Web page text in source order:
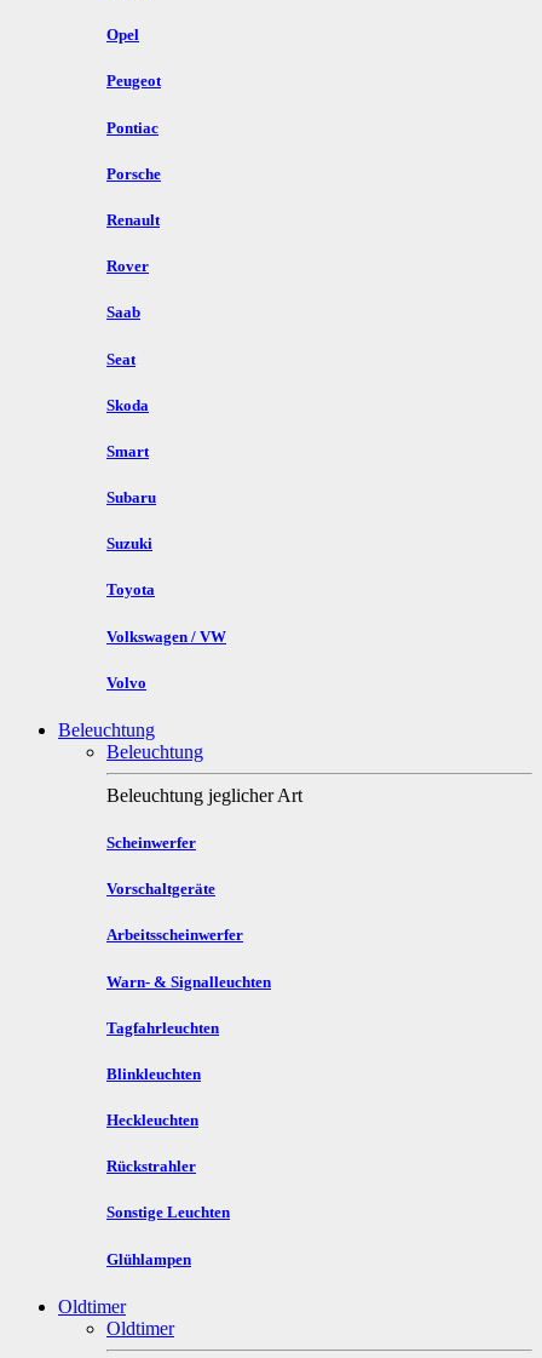
Opel
Peugeot
Pontiac
Porsche
Renault
Rover
Saab
Seat
Skoda
Smart
Subaru
Suzuki
Toyota
Volkswagen / VW
Volvo
Beleuchtung
Beleuchtung
Beleuchtung jeglicher Art
Scheinwerfer
Vorschaltgeräte
Arbeitsscheinwerfer
Warn- & Signalleuchten
Tagfahrleuchten
Blinkleuchten
Heckleuchten
Rückstrahler
Sonstige Leuchten
Glühlampen
Oldtimer
Oldtimer